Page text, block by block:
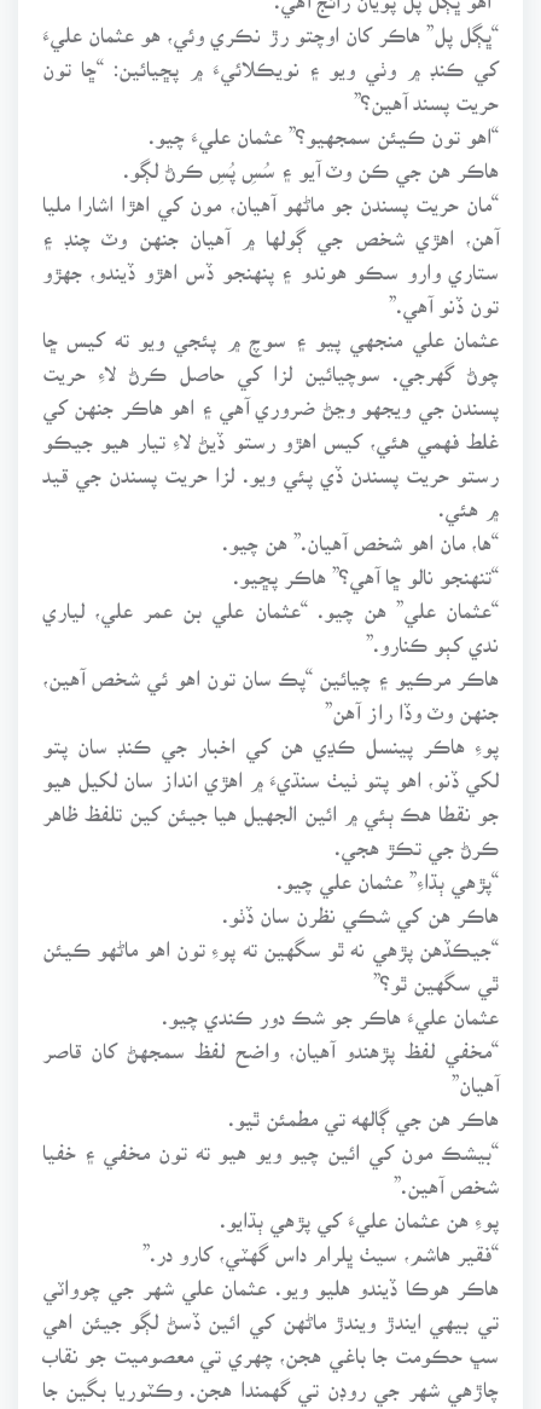
“ڀڳل پل” هاڪر کان اوچتو رڙ نڪري وئي، هو عثمان عليءَ
کي ڪنڊ ۾ وٺي ويو ۽ نويڪلائيءَ ۾ پڇيائين: “ڇا تون
حريت پسند آهين؟”
“اهو تون ڪيئن سمجهيو؟” عثمان عليءَ چيو.
هاڪر هن جي ڪن وٽ آيو ۽ سُسِ پُسِ ڪرڻ لڳو.
“مان حريت پسندن جو ماڻهو آهيان، مون کي اهڙا اشارا مليا
آهن، اهڙي شخص جي ڳولها ۾ آهيان جنهن وٽ چنڊ ۽
ستاري وارو سڪو هوندو ۽ پنهنجو ڏس اهڙو ڏيندو، جهڙو
تون ڏنو آهي.”
عثمان علي منجهي پيو ۽ سوچ ۾ پئجي ويو ته کيس ڇا
چوڻ گهرجي. سوچيائين لزا کي حاصل ڪرڻ لاءِ حريت
پسندن جي ويجهو وڃڻ ضروري آهي ۽ اهو هاڪر جنهن کي
غلط فهمي هئي، کيس اهڙو رستو ڏيڻ لاءِ تيار هيو جيڪو
رستو حريت پسندن ڏي پئي ويو. لزا حريت پسندن جي قيد
“ها، مان اهو شخص آهيان.” هن چيو.
“تنهنجو نالو ڇا آهي؟” هاڪر پڇيو.
“عثمان علي” هن چيو. “عثمان علي بن عمر علي، لياري
ندي کٻو ڪنارو.”
هاڪر مرڪيو ۽ چيائين “پڪ سان تون اهو ئي شخص آهين،
جنهن وٽ وڏا راز آهن”
پوءِ هاڪر پينسل ڪڍي هن کي اخبار جي ڪنڊ سان پتو
لکي ڏنو، اهو پتو ٺيٺ سنڌيءَ ۾ اهڙي انداز سان لکيل هيو
جو نقطا هڪ ٻئي ۾ ائين الجهيل هيا جيئن کين تلفظ ظاهر
“پڙهي ٻڌاءِ” عثمان علي چيو.
هاڪر هن کي شڪي نظرن سان ڏٺو.
“جيڪڏهن پڙهي نه ٿو سگهين ته پوءِ تون اهو ماڻهو ڪيئن
ٿي سگهين ٿو؟”
عثمان عليءَ هاڪر جو شڪ دور ڪندي چيو.
“مخفي لفظ پڙهندو آهيان، واضح لفظ سمجهڻ کان قاصر
آهيان”
هاڪر هن جي ڳالهه تي مطمئن ٿيو.
“بيشڪ مون کي ائين چيو ويو هيو ته تون مخفي ۽ خفيا
شخص آهين.”
پوءِ هن عثمان عليءَ کي پڙهي ٻڌايو.
“فقير هاشم، سيٺ ڀلرام داس گهٽي، کارو در.”
هاڪر هوڪا ڏيندو هليو ويو. عثمان علي شهر جي چوواٽي
تي بيهي ايندڙ ويندڙ ماڻهن کي ائين ڏسڻ لڳو جيئن اهي
سڀ حڪومت جا باغي هجن، چهري تي معصوميت جو نقاب
چاڙهي شهر جي روڊن تي گهمندا هجن. وڪٽوريا بگين جا